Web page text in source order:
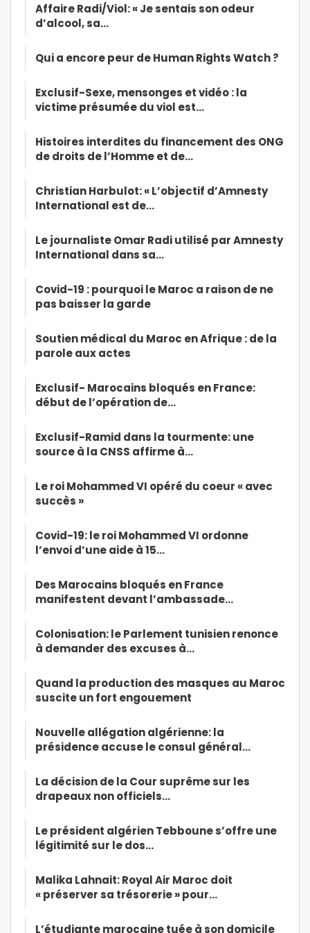
Affaire Radi/Viol: « Je sentais son odeur
d’alcool, sa…
Qui a encore peur de Human Rights Watch ?
Exclusif-Sexe, mensonges et vidéo : la
victime présumée du viol est…
Histoires interdites du financement des ONG
de droits de l’Homme et de…
Christian Harbulot: « L’objectif d’Amnesty
International est de…
Le journaliste Omar Radi utilisé par Amnesty
International dans sa…
Covid-19 : pourquoi le Maroc a raison de ne
pas baisser la garde
Soutien médical du Maroc en Afrique : de la
parole aux actes
Exclusif- Marocains bloqués en France:
début de l’opération de…
Exclusif-Ramid dans la tourmente: une
source à la CNSS affirme à…
Le roi Mohammed VI opéré du coeur « avec
succès »
Covid-19: le roi Mohammed VI ordonne
l’envoi d’une aide à 15…
Des Marocains bloqués en France
manifestent devant l’ambassade…
Colonisation: le Parlement tunisien renonce
à demander des excuses à…
Quand la production des masques au Maroc
suscite un fort engouement
Nouvelle allégation algérienne: la
présidence accuse le consul général…
La décision de la Cour suprême sur les
drapeaux non officiels…
Le président algérien Tebboune s’offre une
légitimité sur le dos…
Malika Lahnait: Royal Air Maroc doit
« préserver sa trésorerie » pour…
L’étudiante marocaine tuée à son domicile